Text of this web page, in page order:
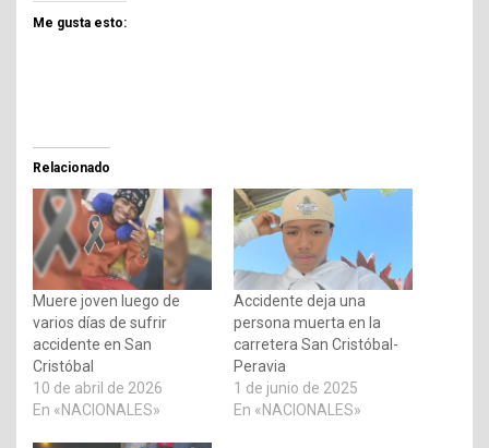
Me gusta esto:
Relacionado
Muere joven luego de
varios días de sufrir
accidente en San
Cristóbal
10 de abril de 2026
En «NACIONALES»
Accidente deja una
persona muerta en la
carretera San Cristóbal-
Peravia
1 de junio de 2025
En «NACIONALES»